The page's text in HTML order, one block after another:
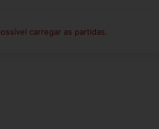
carregar as partidas.